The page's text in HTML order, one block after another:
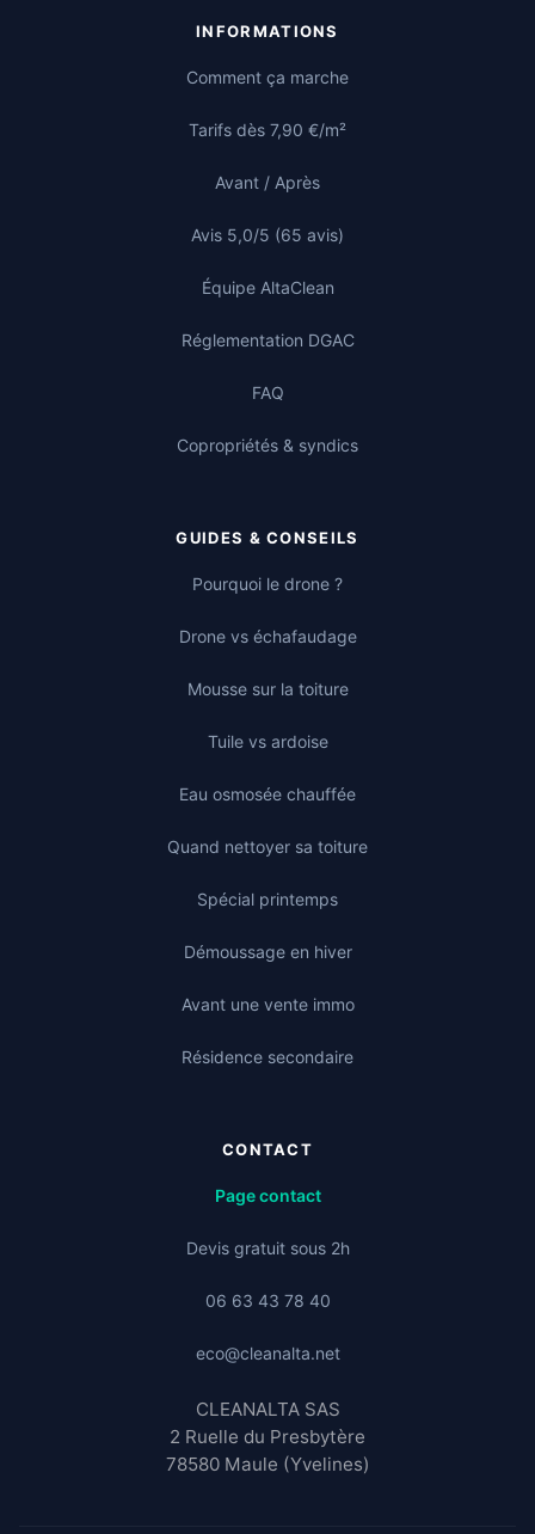
INFORMATIONS
Comment ça marche
Tarifs dès 7,90 €/m²
Avant / Après
Avis 5,0/5 (65 avis)
Équipe AltaClean
Réglementation DGAC
FAQ
Copropriétés & syndics
GUIDES & CONSEILS
Pourquoi le drone ?
Drone vs échafaudage
Mousse sur la toiture
Tuile vs ardoise
Eau osmosée chauffée
Quand nettoyer sa toiture
Spécial printemps
Démoussage en hiver
Avant une vente immo
Résidence secondaire
CONTACT
Page contact
Devis gratuit sous 2h
06 63 43 78 40
eco@cleanalta.net
CLEANALTA SAS
2 Ruelle du Presbytère
78580 Maule (Yvelines)